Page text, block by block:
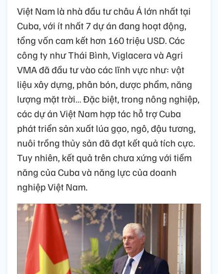
Việt Nam là nhà đầu tư châu Á lớn nhất tại
Cuba, với ít nhất 7 dự án đang hoạt động,
tổng vốn cam kết hơn 160 triệu USD. Các
công ty như Thái Bình, Viglacera và Agri
VMA đã đầu tư vào các lĩnh vực như: vật
liệu xây dựng, phân bón, dược phẩm, năng
lượng mặt trời… Đặc biệt, trong nông nghiệp,
các dự án Việt Nam hợp tác hỗ trợ Cuba
phát triển sản xuất lúa gạo, ngô, đậu tương,
nuôi trồng thủy sản đã đạt kết quả tích cực.
Tuy nhiên, kết quả trên chưa xứng với tiềm
năng của Cuba và năng lực của doanh
nghiệp Việt Nam.